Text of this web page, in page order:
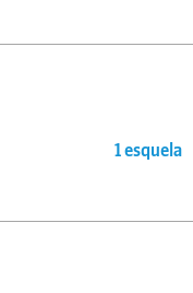
1 esquela